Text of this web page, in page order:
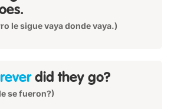
le sigue vaya donde vaya.)
did they go?
se fueron?)